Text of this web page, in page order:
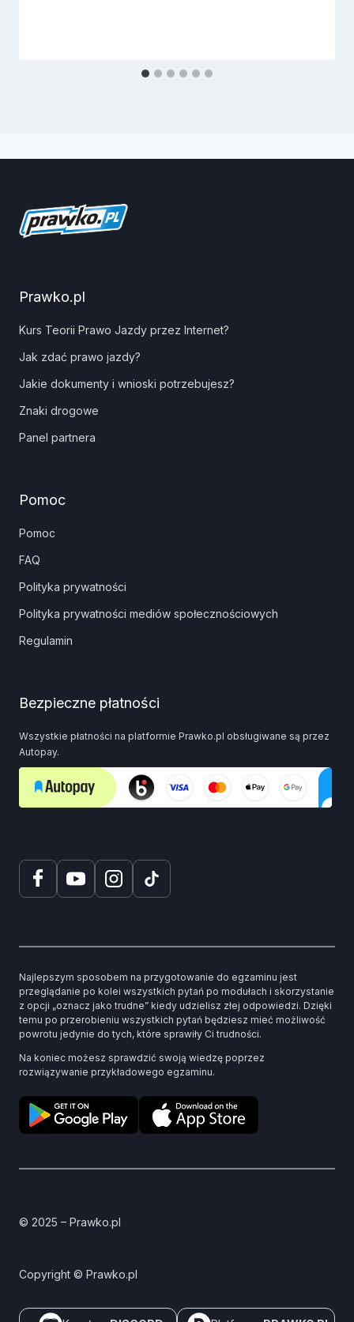
Prawko.pl
Kurs Teorii Prawo Jazdy przez Internet?
Jak zdać prawo jazdy?
Jakie dokumenty i wnioski potrzebujesz?
Znaki drogowe
Panel partnera
Pomoc
Pomoc
FAQ
Polityka prywatności
Polityka prywatności mediów społecznościowych
Regulamin
Bezpieczne płatności
Wszystkie płatności na platformie Prawko.pl obsługiwane są przez
Autopay.
Najlepszym sposobem na przygotowanie do egzaminu jest
przeglądanie po kolei wszystkich pytań po modułach i skorzystanie
z opcji „oznacz jako trudne” kiedy udzielisz złej odpowiedzi. Dzięki
temu po przerobieniu wszystkich pytań będziesz mieć możliwość
powrotu jedynie do tych, które sprawiły Ci trudności.
Na koniec możesz sprawdzić swoją wiedzę poprzez
rozwiązywanie przykładowego egzaminu.
© 2025 – Prawko.pl
Copyright © Prawko.pl